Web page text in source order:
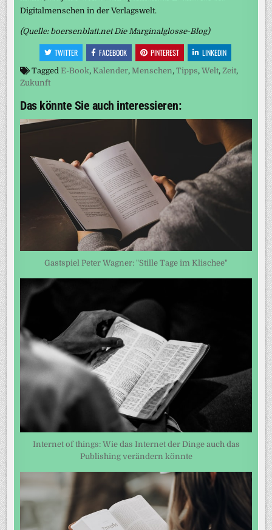
Digitalmenschen in der Verlagswelt.
(Quelle: boersenblatt.net Die Marginalglosse-Blog)
TWITTER FACEBOOK PINTEREST LINKEDIN
Tagged E-Book, Kalender, Menschen,Tipps,Welt, Zeit,
Zukunft
Das könnte Sie auch interessieren:
Gastspiel Peter Wagner: "Stille Tage im Klischee"
Internet of things: Wie das Internet der Dinge auch das
Publishing verändern könnte